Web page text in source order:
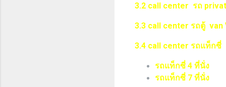
3.2 call center รถ
3.3 call center รถตู้ van
3.4 call center รถแท็กซี่
รถแท็กซี่ 4 ที่นั่ง
รถแท็กซี่ 7 ที่นั่ง